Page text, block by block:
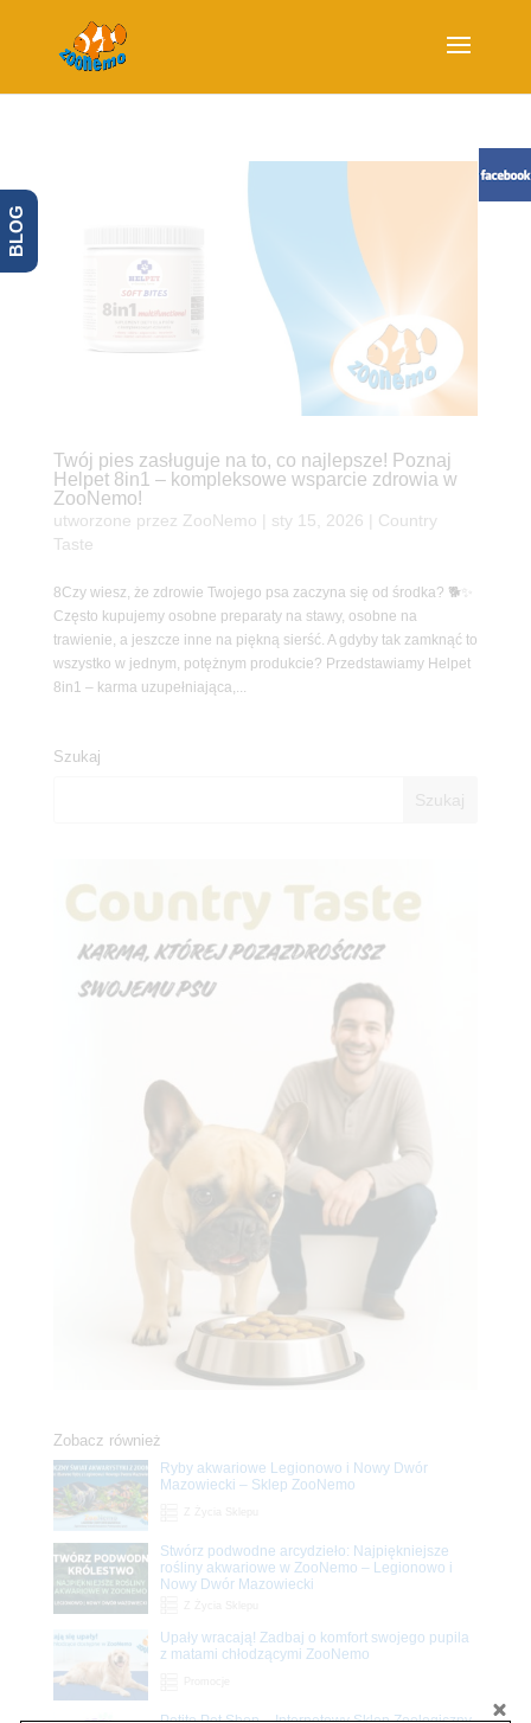
Twój pies zasługuje na to, co najlepsze! Poznaj
Helpet 8in1 – kompleksowe wsparcie zdrowia w
ZooNemo!
utworzone przez ZooNemo sty 15, 2026
Country
Taste
8Czy wiesz, że zdrowie Twojego psa zaczyna się od środka? 🐕✨
Często kupujemy osobne preparaty na stawy, osobne na
trawienie, a jeszcze inne na piękną sierść. A gdyby tak zamknąć to
wszystko w jednym, potężnym produkcie? Przedstawiamy Helpet
8in1 – karma uzupełniająca,...
Szukaj
Zobacz również
Ryby akwariowe Legionowo i Nowy Dwór
Mazowiecki – Sklep ZooNemo
Stwórz podwodne arcydzieło: Najpiękniejsze
rośliny akwariowe w ZooNemo – Legionowo i
Nowy Dwór Mazowiecki
Upały wracają! Zadbaj o komfort swojego pupila
z matami chłodzącymi ZooNemo
BLOG